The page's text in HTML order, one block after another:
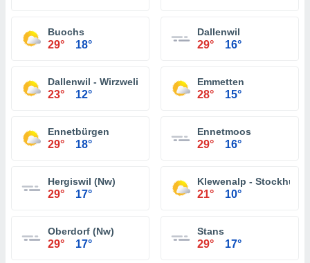
Buochs
29° 18°
Dallenwil
29° 16°
Dallenwil - Wirzweli
23° 12°
Emmetten
28° 15°
Ennetbürgen
29° 18°
Ennetmoos
29° 16°
Hergiswil (Nw)
29° 17°
Klewenalp - Stockhütte
21° 10°
Oberdorf (Nw)
29° 17°
Stans
29° 17°